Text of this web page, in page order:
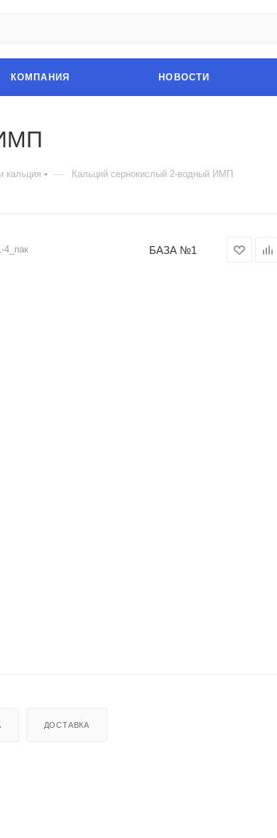
КОМПАНИЯ НОВОСТИ
кальция — Кальций сернокислый 2-водный ИМП
4_пак БАЗА №1
ДОСТАВКА